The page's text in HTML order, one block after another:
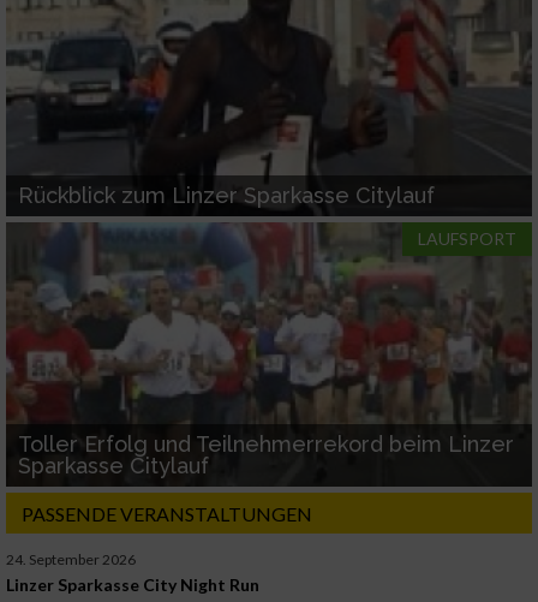
Rückblick zum Linzer Sparkasse Citylauf
LAUFSPORT
Toller Erfolg und Teilnehmerrekord beim Linzer
Sparkasse Citylauf
PASSENDE VERANSTALTUNGEN
24. September 2026
Linzer Sparkasse City Night Run